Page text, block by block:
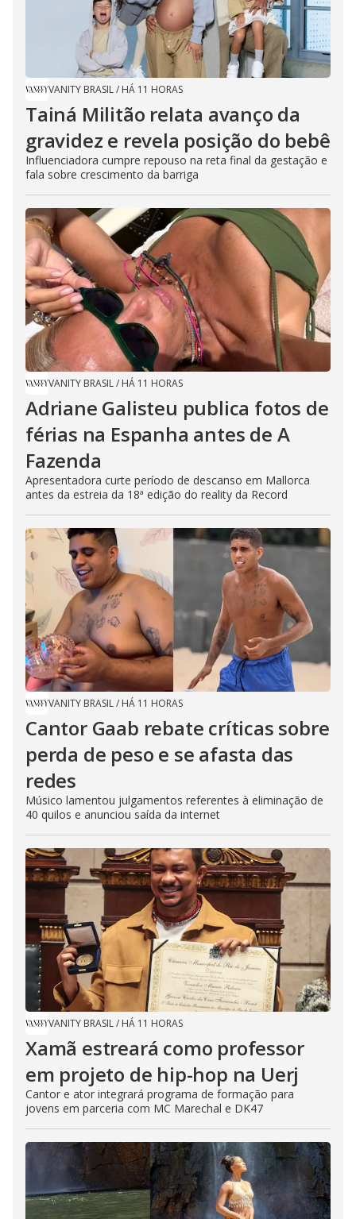
VANITY BRASIL/ HÁ 11 HORAS
Tainá Militão relata avanço da
gravidez e revela posição do bebê
Influenciadora cumpre repouso na reta final da gestação e
fala sobre crescimento da barriga
VANITY BRASIL/ HÁ 11 HORAS
Adriane Galisteu publica fotos de
férias na Espanha antes de A
Fazenda
Apresentadora curte período de descanso em Mallorca
antes da estreia da 18ª edição do reality da Record
VANITY BRASIL/ HÁ 11 HORAS
Cantor Gaab rebate críticas sobre
perda de peso e se afasta das
redes
Músico lamentou julgamentos referentes à eliminação de
40 quilos e anunciou saída da internet
VANITY BRASIL/ HÁ 11 HORAS
Xamã estreará como professor
em projeto de hip-hop na Uerj
Cantor e ator integrará programa de formação para
jovens em parceria com MC Marechal e DK47